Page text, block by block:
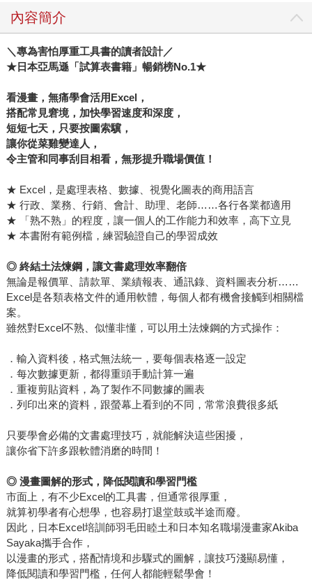
內容簡介
＼專為害怕厚重工具書的讀者設計／
★日本亞馬遜「試算表書籍」暢銷榜No.1★
看漫畫，無痛學會活用Excel，
搭配常見窘境，加快學習速度和深度，
短短七天，只要按圖索驥，
讓你從菜雞變達人，
令主管和同事刮目相看，無形提升職場價值！
★ Excel，是處理表格、數據、視覺化圖表的商用語言
★ 行政、業務、行銷、會計、助理、老師……各行各業都適用
★ 「熟不熟」的程度，讓一個人的工作能力和效率，高下立見
★ 本書附有範例檔，練習驗證自己的學習成效
◎ 終結土法煉鋼，讓文書處理效率翻倍
無論是報價單、請款單、業績報表、通訊錄、資料圖表分析……
Excel是各類表格文件的通用軟體，每個人都有機會接觸到相關檔
案。
雖然對Excel不熟、似懂非懂，可以用土法煉鋼的方式操作：
．輸入資料後，格式無法統一，要每個表格逐一設定
．每次數據更新，都得重頭手動計算一遍
．重複剪貼資料，為了製作不同數據的圖表
．列印出來的資料，跟螢幕上看到的不同，常常浪費很多紙
只要學會必備的文書處理技巧，就能解決這些困擾，
讓你省下許多跟軟體消磨的時間！
◎ 漫畫圖解的形式，降低閱讀和學習門檻
市面上，有不少Excel的工具書，但通常很厚重，
就算初學者有心想學，也容易打退堂鼓或半途而廢。
因此，日本Excel培訓師羽毛田睦土和日本知名職場漫畫家Akiba
Sayaka攜手合作，
以漫畫的形式，搭配情境和步驟式的圖解，讓技巧淺顯易懂，
降低閱讀和學習門檻，任何人都能輕鬆學會！